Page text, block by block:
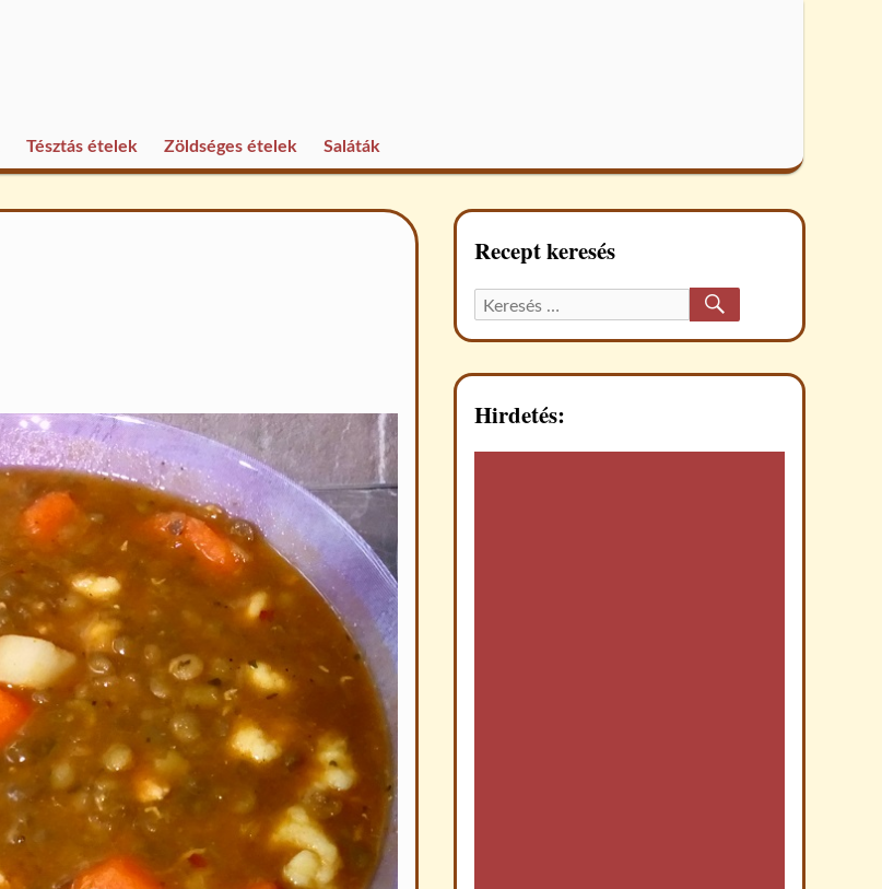
Tésztás ételek Zöldséges ételek Saláták
Recept keresés
Keresett
recept:
Hirdetés: